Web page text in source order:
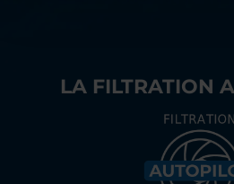
LA FILTRATION